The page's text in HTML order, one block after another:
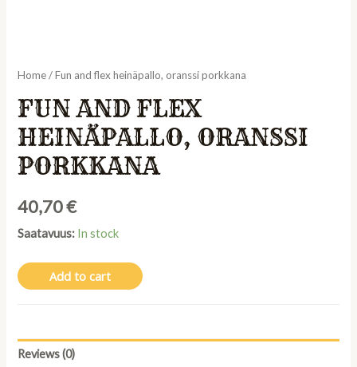
Home/ Fun and flex heinäpallo, oranssi porkkana
FUN AND FLEX
HEINÄPALLO, ORANSSI
PORKKANA
40,70€
Saatavuus: In stock
Add to cart
Reviews (0)